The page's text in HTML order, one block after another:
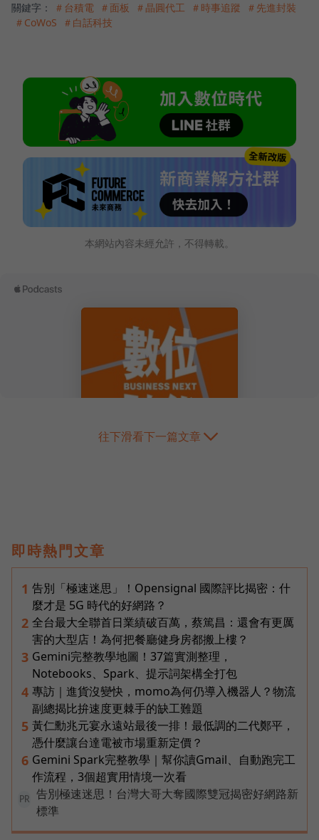
關鍵字： ＃台積電 ＃面板 ＃晶圓代工 ＃時事追蹤
＃先進封裝
＃CoWoS
＃白話科技
本網站內容未經允許，不得轉載。
往下滑看下一篇文章
即時熱門文章
1 告別「極速迷思」！Opensignal 國際評比揭密：什
麼才是 5G 時代的好網路？
2 全台最大全聯首日業績破百萬，蔡篤昌：還會有更厲
害的大型店！為何把餐廳健身房都搬上樓？
3 Gemini完整教學地圖！37篇實測整理，
Notebooks、Spark、提示詞架構全打包
4 專訪｜進貨沒變快，momo為何仍導入機器人？物流
副總揭比拚速度更棘手的缺工難題
5 黃仁勳兆元宴永遠站最後一排！最低調的二代鄭平，
憑什麼讓台達電被市場重新定價？
6 Gemini Spark完整教學｜幫你讀Gmail、自動跑完工
作流程，3個超實用情境一次看
PR
告別極速迷思！台灣大哥大奪國際雙冠揭密好網路新
標準